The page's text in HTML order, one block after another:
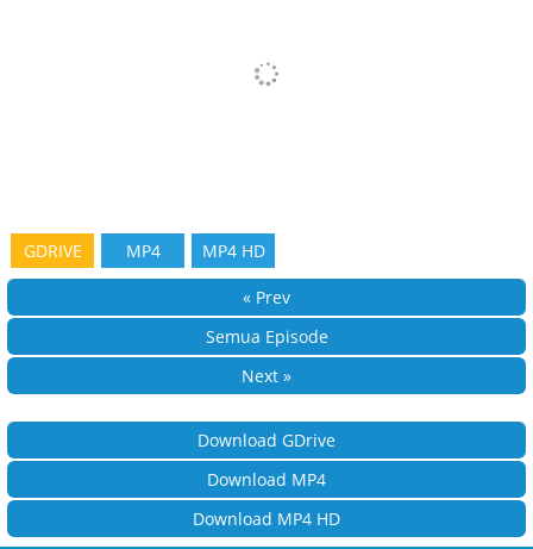
GDRIVE MP4 MP4 HD
« Prev
Semua Episode
Next »
Download GDrive
Download MP4
Download MP4 HD